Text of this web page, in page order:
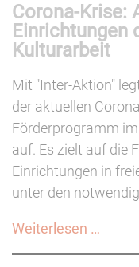
Corona-Krise:
Einrichtungen
Kulturarbeit
Mit "Inter-Aktion"
der aktuellen
Förderprogramm
auf. Es zielt auf die
Einrichtungen in
unter den
Weiterlesen …